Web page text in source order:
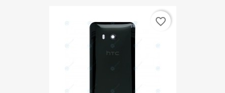
favorite_border